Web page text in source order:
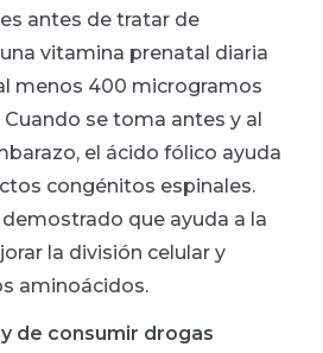
antes de tratar de
vitamina prenatal diaria
menos 400 microgramos
se toma antes y al
el ácido fólico ayuda
congénitos espinales.
que ayuda a la
la división celular y
aminoácidos.
de consumir drogas